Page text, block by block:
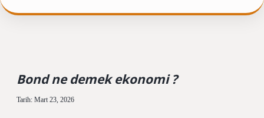
Bond ne demek ekonomi ?
Tarih: Mart 23, 2026